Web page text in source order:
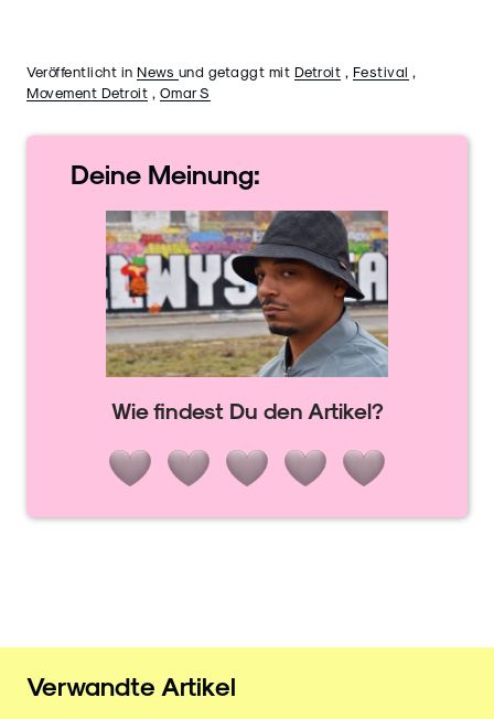
Veröffentlicht in News und getaggt mit Detroit Festival
Movement Detroit
Omar S
Deine Meinung:
Wie findest Du den Artikel?
Verwandte Artikel